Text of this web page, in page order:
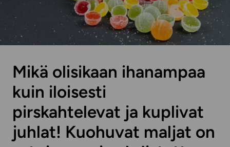
Mikä olisikaan ihanampaa
kuin iloisesti
pirskahtelevat ja kuplivat
juhlat! Kuohuvat maljat on